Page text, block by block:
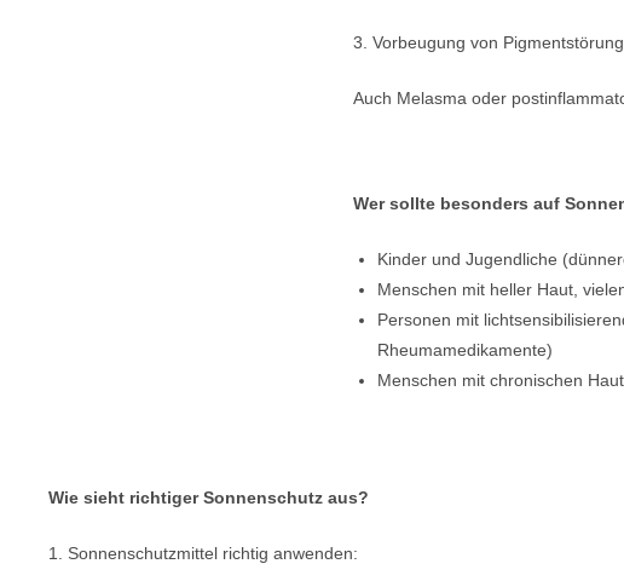
3. Vorbeugung von
Auch Melasma oder
Wer sollte besonders auf
Kinder und Jugendliche
Menschen mit heller Haut,
Personen mit
Rheumamedikamente)
Menschen mit chronischen
Wie sieht richtiger Sonnenschutz aus?
1. Sonnenschutzmittel richtig anwenden: